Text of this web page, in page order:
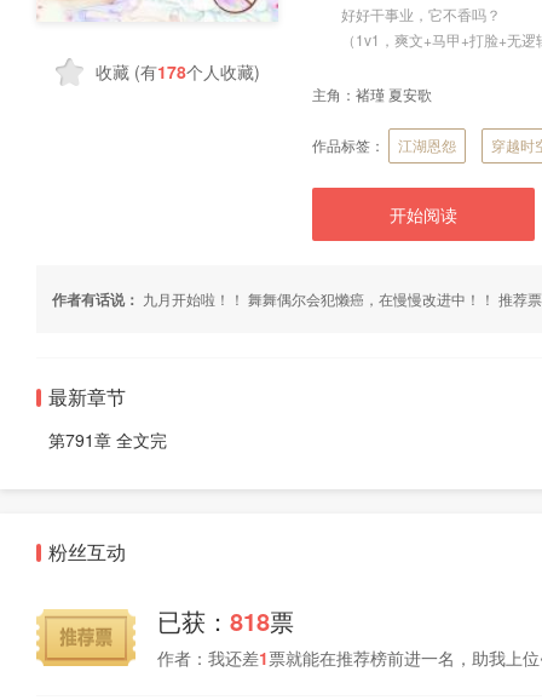
收藏 (有178个人收藏)
好好干事业，它不香吗？
（1v1，爽文+马甲+打脸+无逻
主角： 褚瑾 夏安歌
作品标签： 江湖恩怨 穿越时
开始阅读
作者有话说： 九月开始啦！！ 舞舞偶尔会犯懒癌，在慢慢改进中！！ 推荐
最新章节
第791章 全文完
粉丝互动
已获： 818票
作者：我还差1票就能在推荐榜前进一名，助我上